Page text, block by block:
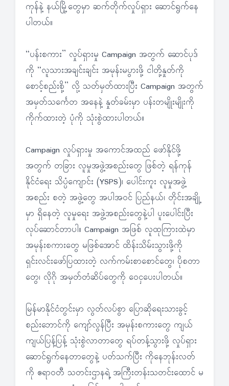
ကုန်နဲ့ နယ်မြို့တွေမှာ ဆက်တိုက်လှုပ်ရှား ဆောင်ရွက်နေ
ပါတယ်။
“ပန်းစကား” လှုပ်ရှားမှု Campaign အတွက် ဆောင်ပုဒ်
ကို “လူသားအချင်းချင်း အမုန်းမပွားဖို့ ငါတို့နှုတ်ကို
စောင့်စည်းစို့” လို့ သတ်မှတ်ထားပြီး Campaign အတွက်
အမှတ်သင်္ကေတ အနေနဲ့ နှုတ်ခမ်းမှာ ပန်းတမျိုးမျိုးကို
ကိုက်ထားတဲ့ ပုံကို သုံးစွဲထားပါတယ်။
Campaign လှုပ်ရှားမှု အကောင်အထည် ဖော်နိုင်ဖို့
အတွက် တခြား လူမှုအဖွဲ့အစည်းတွေ ဖြစ်တဲ့ ရန်ကုန်
နိုင်ငံရေး သိပ္ပံကျောင်း (YSPS)၊ ပေါင်းကူး လူမှုအဖွဲ့
အစည်း စတဲ့ အဖွဲ့တွေ အပါအဝင် ပြည်နယ်၊ တိုင်းအချို့
မှာ ရှိနေတဲ့ လူမှုရေး အဖွဲ့အစည်းတွေနဲ့ပါ ပူးပေါင်းပြီး
လုပ်ဆောင်တာပါ။ Campaign အဖြစ် လူထုကြားထဲမှာ
အမုန်းစကားတွေ မဖြစ်အောင် ထိန်းသိမ်းသွားဖို့ကို
ရှင်းလင်းဖော်ပြထားတဲ့ လက်ကမ်းစာစောင်တွေ၊ ပိုစတာ
တွေ၊ လိုဂို အမှတ်တံဆိပ်တွေကို ဝေငှပေးပါတယ်။
မြန်မာနိုင်ငံတွင်းမှာ လွတ်လပ်စွာ ပြောဆိုရေးသားခွင့်
စည်းဘောင်ကို ကျော်လွန်ပြီး အမုန်းစကားတွေ ကျယ်
ကျယ်ပြန့်ပြန့် သုံးစွဲလာတာတွေ ရပ်တန့်သွားဖို့ လှုပ်ရှား
ဆောင်ရွက်နေတာတွေနဲ့ ပတ်သက်ပြီး ကိုနေဘုန်းလတ်
ကို ဧရာဝတီ သတင်းဌာနရဲ့ အကြီးတန်းသတင်းထောင် မ